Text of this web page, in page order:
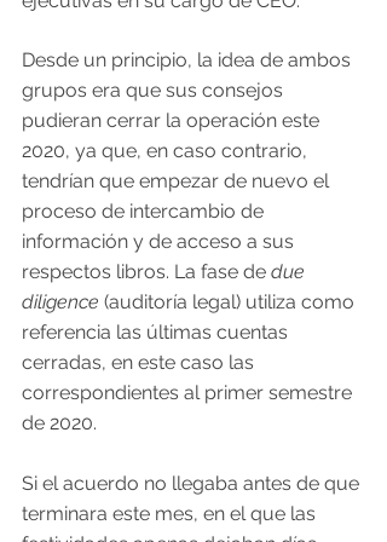
Desde un principio, la idea de ambos
grupos era que sus consejos
pudieran cerrar la operación este
2020, ya que, en caso contrario,
tendrían que empezar de nuevo el
proceso de intercambio de
información y de acceso a sus
respectos libros. La fase de due
diligence (auditoría legal) utiliza como
referencia las últimas cuentas
cerradas, en este caso las
correspondientes al primer semestre
de 2020.
Si el acuerdo no llegaba antes de que
terminara este mes, en el que las